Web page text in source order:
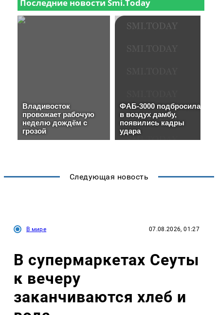
Следующая новость
В мире 07.08.2026, 01:27
В супермаркетах Сеуты
к вечеру
заканчиваются хлеб и